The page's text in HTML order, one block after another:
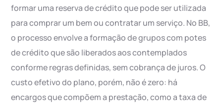
formar uma reserva de crédito que pode ser utilizada
para comprar um bem ou contratar um serviço. No BB,
o processo envolve a formação de grupos com potes
de crédito que são liberados aos contemplados
conforme regras definidas, sem cobrança de juros. O
custo efetivo do plano, porém, não é zero: há
encargos que compõem a prestação, como a taxa de